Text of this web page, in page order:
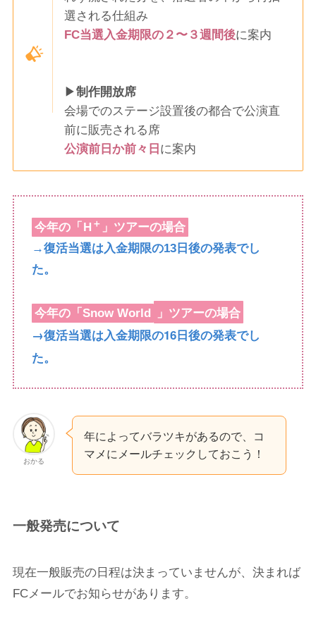
選される仕組み
FC当選入金期限の２〜３週間後に案内
▶制作開放席
会場でのステージ設置後の都合で公演直
前に販売される席
公演前日か前々日 に案内
今年の「 H ＋ 」ツアーの場合
→復活当選は入金期限の13日後の発表でし
た。
今年の「Snow World
」ツアーの場合
→復活当選は入金期限の16日後の発表でし
た。
おかる
年によってバラツキがあるので、コ
マメにメールチェックしておこう！
一般発売について
現在一般販売の日程は決まっていませんが、決まれば
FCメールでお知らせがあります。